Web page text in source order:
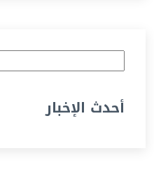
أحدث الإخبار